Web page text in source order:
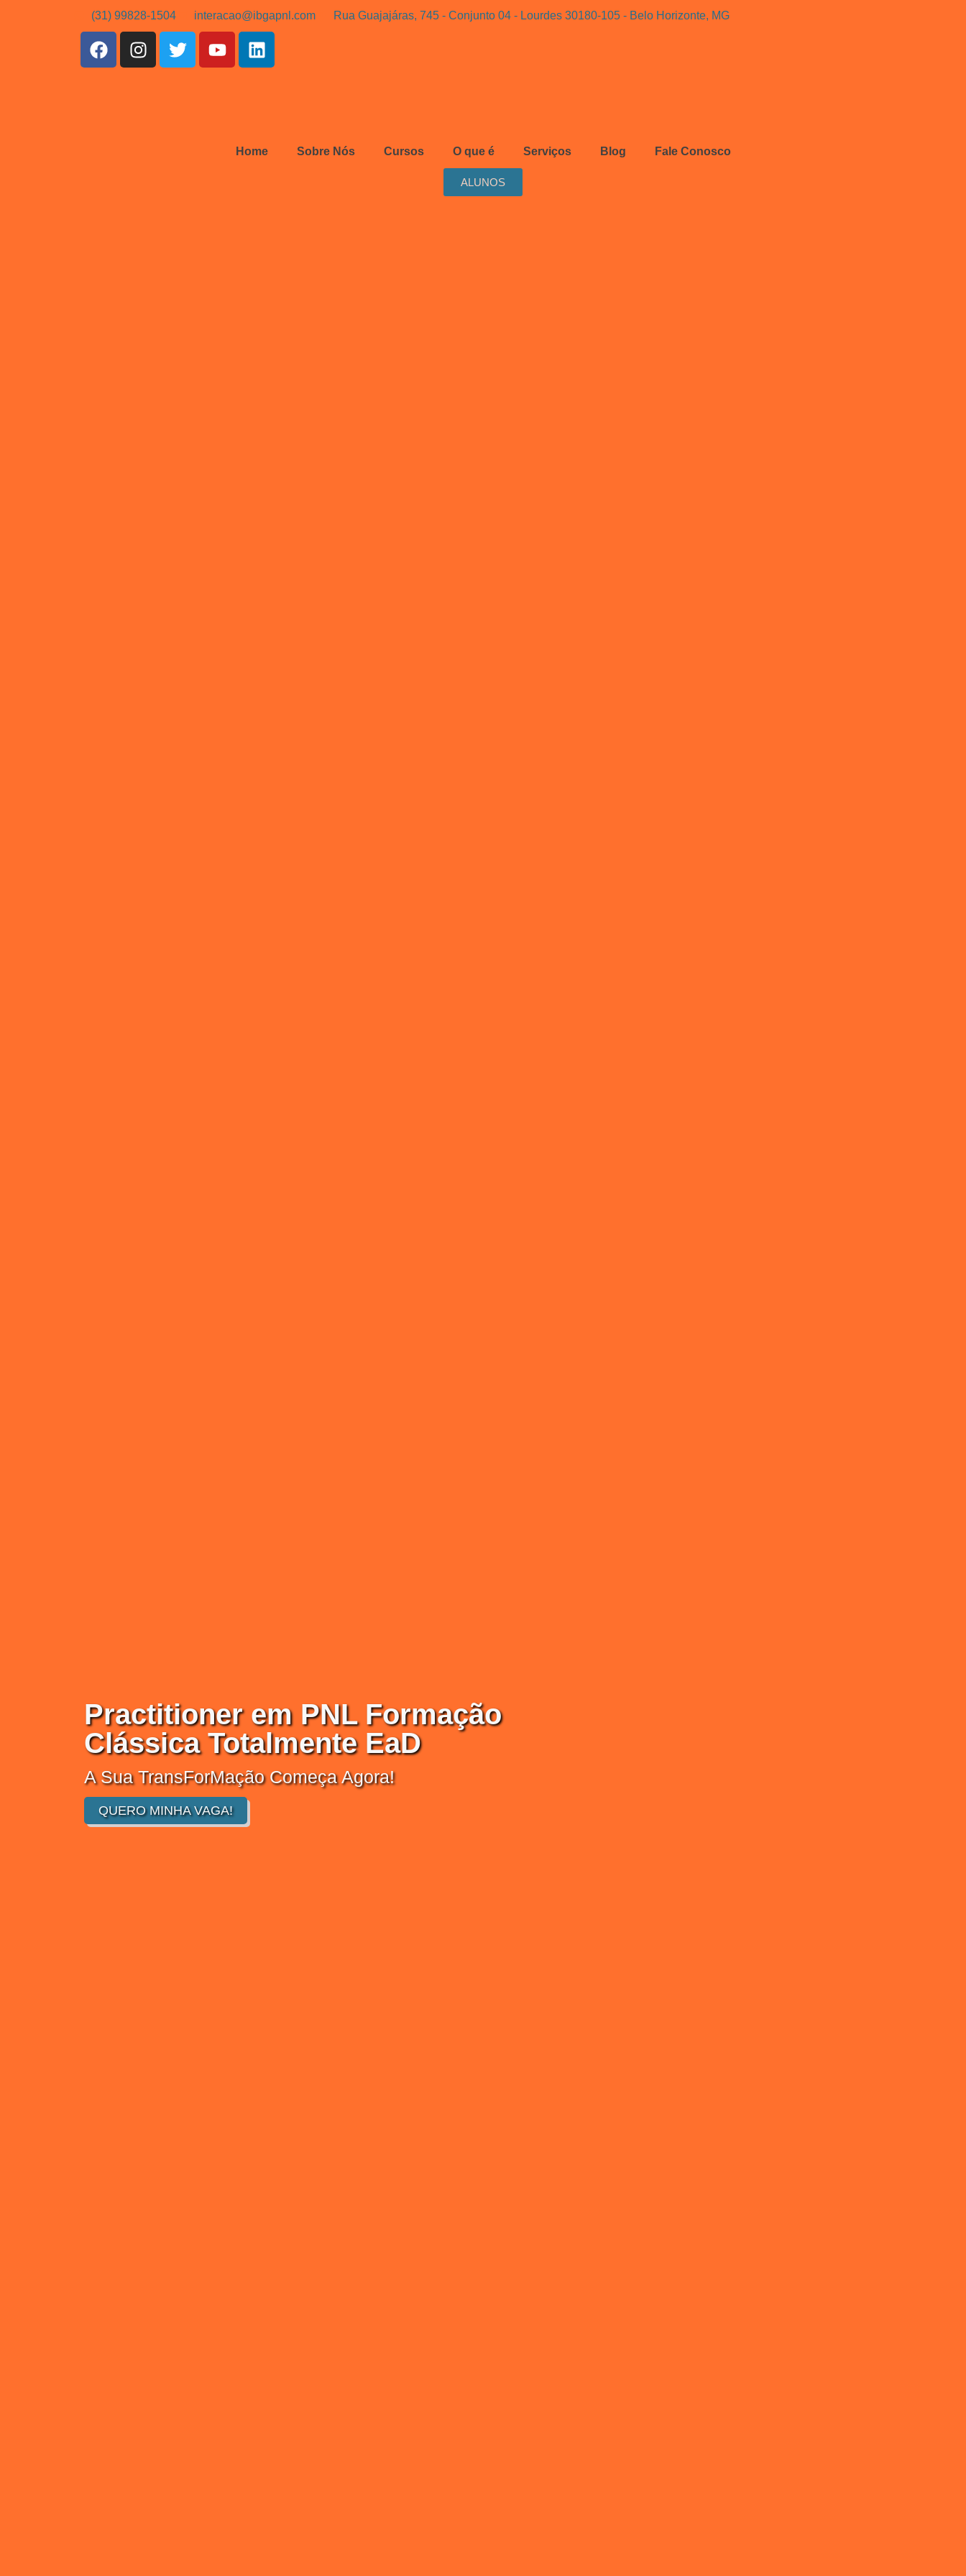
(31) 99828-1504 interacao@ibgapnl.com Rua Guajajáras, 745 - Conjunto 04 - Lourdes 30180-105 - Belo Horizonte, MG
Home Sobre Nós Cursos O que é Serviços Blog Fale Conosco
ALUNOS
Practitioner em PNL Formação
Clássica Totalmente EaD
A Sua TransForMação Começa Agora!
QUERO MINHA VAGA!